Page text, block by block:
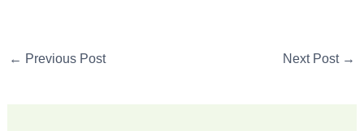
← Previous Post Next Post →